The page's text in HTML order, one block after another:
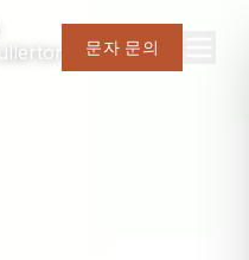
문자 문의